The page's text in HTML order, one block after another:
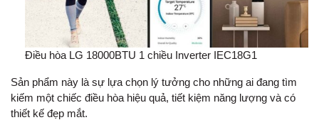
Điều hòa LG 18000BTU 1 chiều Inverter IEC18G1
Sản phẩm này là sự lựa chọn lý tưởng cho những ai đang tìm
kiếm một chiếc điều hòa hiệu quả, tiết kiệm năng lượng và có
thiết kế đẹp mắt.